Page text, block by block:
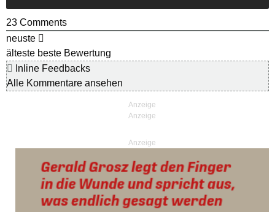
23 Comments
neuste
älteste beste Bewertung
Inline Feedbacks
Alle Kommentare ansehen
Anzeige